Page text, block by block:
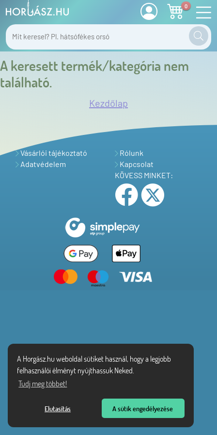
A Horgász.hu weboldal sütiket használ, hogy a legjobb
felhasználói élményt nyújthassuk Neked.
Tudj meg többet!
Elutasítás A sütik engedélyezése
0
A keresett termék/kategória nem
található.
Kezdőlap
Vásárlói tájékoztató
Adatvédelem
Rólunk
Kapcsolat
KÖVESS MINKET: